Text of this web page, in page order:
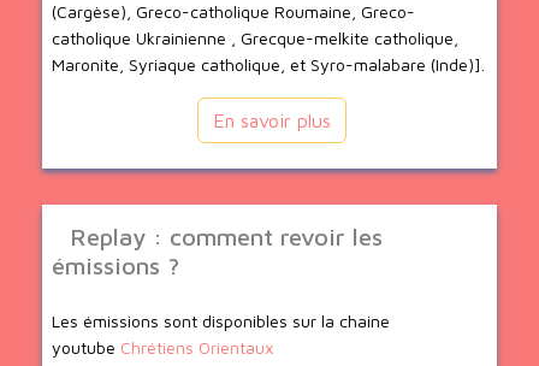
(Cargèse), Greco-catholique Roumaine, Greco-
catholique Ukrainienne , Grecque-melkite catholique,
Maronite, Syriaque catholique, et Syro-malabare (Inde)].
En savoir plus
Replay : comment revoir les
émissions ?
Les émissions sont disponibles sur la chaine
youtube Chrétiens Orientaux